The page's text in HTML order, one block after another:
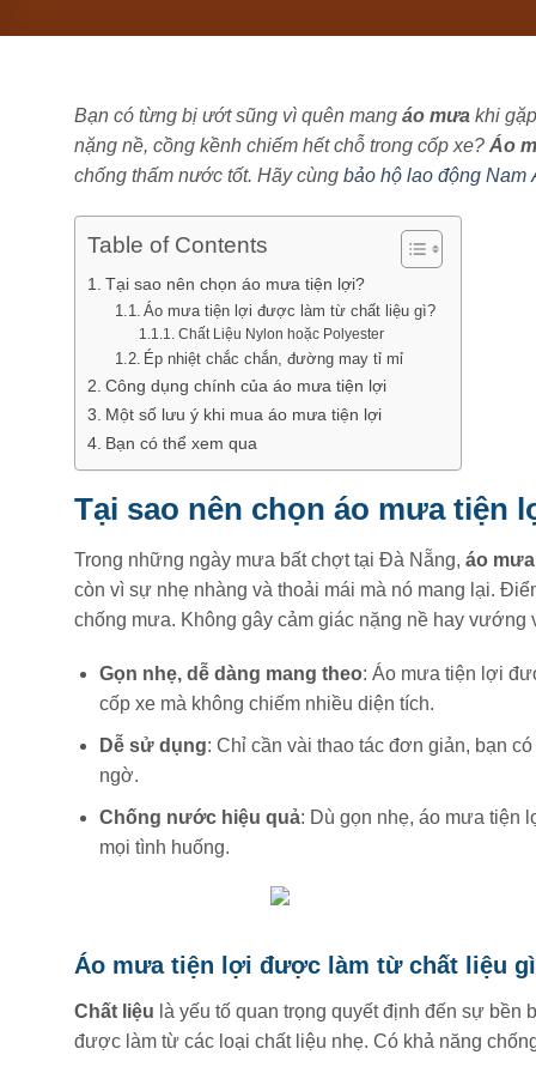
Bạn có từng bị ướt sũng vì quên mang áo mưa khi
nặng nề, cồng kềnh chiếm hết chỗ trong cốp xe? Áo
chống thấm nước tốt. Hãy cùng bảo hộ lao động Nam
Table of Contents
Tại sao nên chọn áo mưa tiện lợi?
Áo mưa tiện lợi được làm từ chất liệu gì?
Chất Liệu Nylon hoặc Polyester
Ép nhiệt chắc chắn, đường may tỉ mỉ
Công dụng chính của áo mưa tiện lợi
Một số lưu ý khi mua áo mưa tiện lợi
Bạn có thể xem qua
Tại sao nên chọn áo mưa tiện
Trong những ngày mưa bất chợt tại Đà Nẵng, áo
còn vì sự nhẹ nhàng và thoải mái mà nó mang lại.
chống mưa. Không gây cảm giác nặng nề hay vướng
Gọn nhẹ, dễ dàng mang theo: Áo mưa tiện lợi
cốp xe mà không chiếm nhiều diện tích.
Dễ sử dụng: Chỉ cần vài thao tác đơn giản, bạn
ngờ.
Chống nước hiệu quả: Dù gọn nhẹ, áo mưa tiện
mọi tình huống.
Áo mưa tiện lợi được làm từ chất liệu
Chất liệu là yếu tố quan trọng quyết định đến sự
được làm từ các loại chất liệu nhẹ. Có khả năng